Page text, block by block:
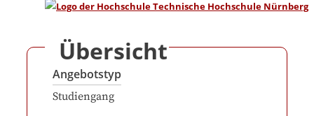
Übersicht
Angebotstyp
Studiengang